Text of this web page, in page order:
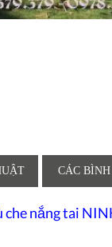
CÁC
che nắng tai